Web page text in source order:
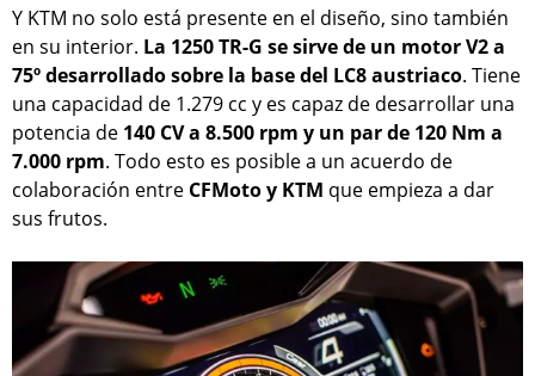
Y KTM no solo está presente en el diseño, sino también
en su interior. La 1250 TR-G se sirve de un motor V2 a
75º desarrollado sobre la base del LC8 austriaco. Tiene
una capacidad de 1.279 cc y es capaz de desarrollar una
potencia de 140 CV a 8.500 rpm y un par de 120 Nm a
7.000 rpm. Todo esto es posible a un acuerdo de
colaboración entre CFMoto y KTM que empieza a dar
sus frutos.